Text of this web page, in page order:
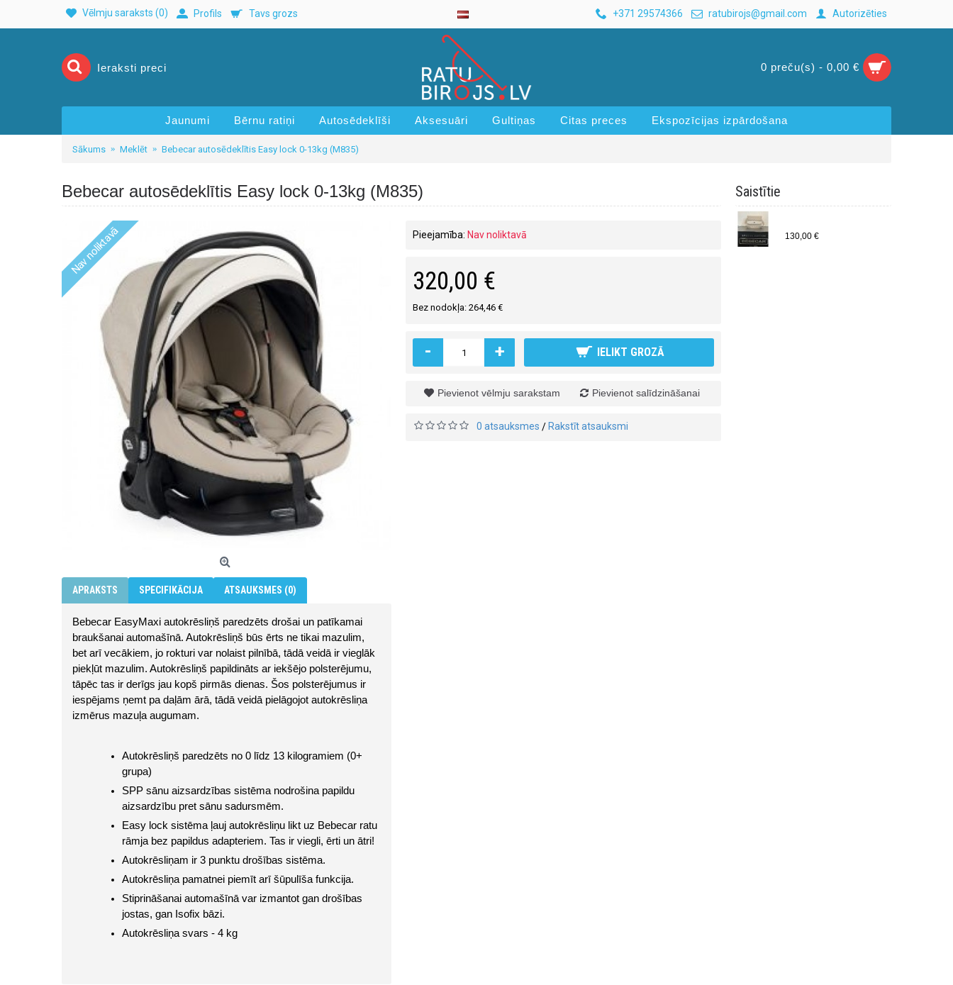
Vēlmju saraksts (0) Profils Tavs grozs +371 29574366 ratubirojs@gmail.com Autorizēties
0 preču(s) - 0,00 €
Jaunumi Bērnu ratiņi Autosēdeklīši Aksesuāri Gultiņas Citas preces Ekspozīcijas izpārdošana
Sākums Meklēt Bebecar autosēdeklītis Easy lock 0-13kg (M835)
Saistītie
130,00 €
Bebecar autosēdeklītis Easy lock 0-13kg (M835)
Nav noliktavā
APRAKSTS SPECIFIKĀCIJA ATSAUKSMES (0)
Bebecar EasyMaxi autokrēsliņš paredzēts drošai un patīkamai
braukšanai automašīnā. Autokrēsliņš būs ērts ne tikai mazulim,
bet arī vecākiem, jo rokturi var nolaist pilnībā, tādā veidā ir vieglāk
piekļūt mazulim. Autokrēsliņš papildināts ar iekšējo polsterējumu,
tāpēc tas ir derīgs jau kopš pirmās dienas. Šos polsterējumus ir
iespējams ņemt pa daļām ārā, tādā veidā pielāgojot autokrēsliņa
izmērus mazuļa augumam.
Autokrēsliņš paredzēts no 0 līdz 13 kilogramiem (0+
grupa)
SPP sānu aizsardzības sistēma nodrošina papildu
aizsardzību pret sānu sadursmēm.
Easy lock sistēma ļauj autokrēsliņu likt uz Bebecar ratu
rāmja bez papildus adapteriem. Tas ir viegli, ērti un ātri!
Autokrēsliņam ir 3 punktu drošības sistēma.
Autokrēsliņa pamatnei piemīt arī šūpulīša funkcija.
Stiprināšanai automašīnā var izmantot gan drošības
jostas, gan Isofix bāzi.
Autokrēsliņa svars - 4 kg
Pieejamība: Nav noliktavā
320,00 €
Bez nodokļa: 264,46 €
- + IELIKT GROZĀ
Pievienot vēlmju sarakstam Pievienot salīdzināšanai
0 atsauksmes / Rakstīt atsauksmi